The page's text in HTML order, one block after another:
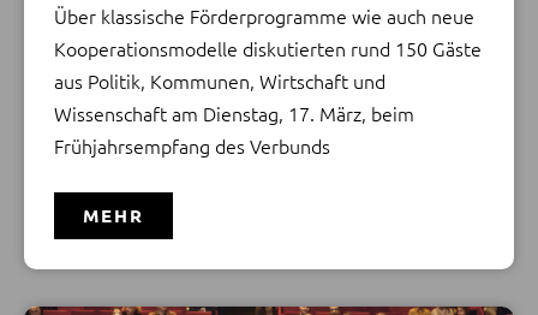
Rheinisches Revier
MEHR
Über klassische Förderprogramme wie auch neue
Kooperationsmodelle diskutierten rund 150 Gäste
aus Politik, Kommunen, Wirtschaft und
Wissenschaft am Dienstag, 17. März, beim
Frühjahrsempfang des Verbunds
MEHR